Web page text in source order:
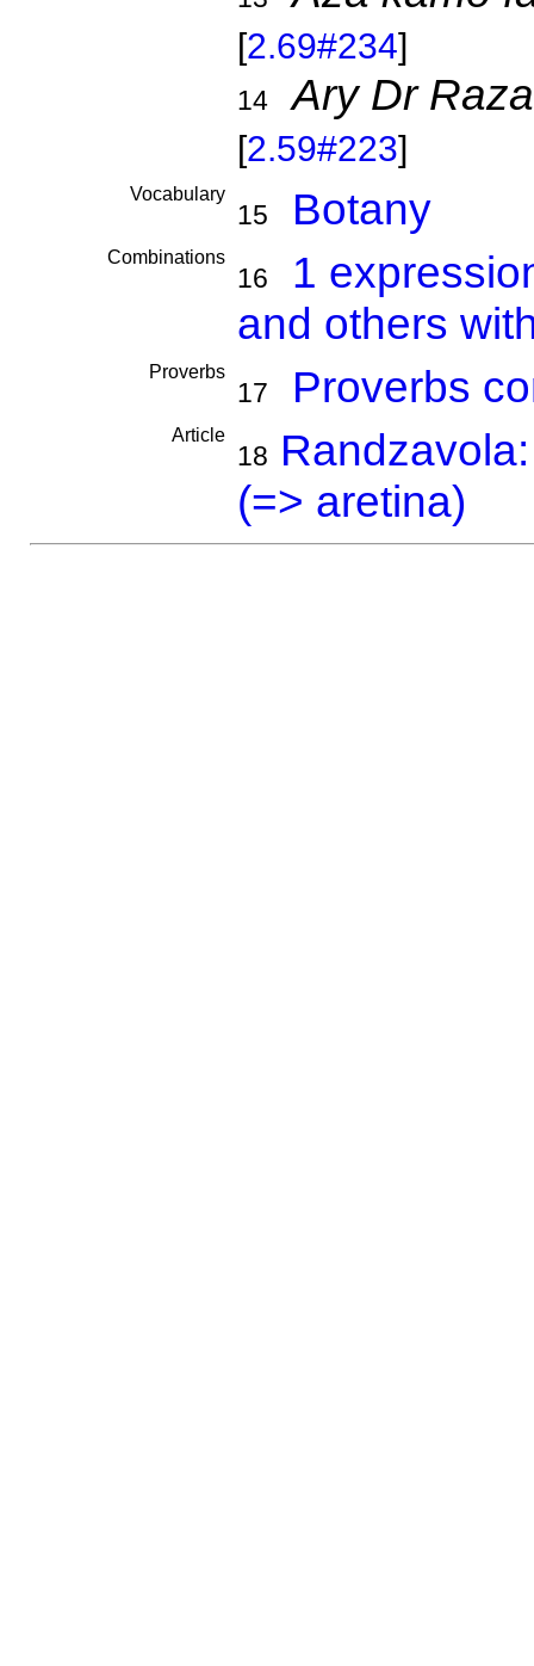
[2.69#234]
14 Ary Dr
[2.59#223]
Vocabulary
15 Botany
Combinations
16
1
and others
Proverbs
17 Proverbs
Article
18
(=> aretina)